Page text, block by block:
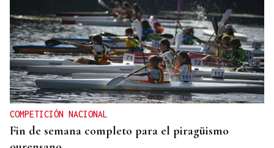
A TODA VELOCIDAD
Vídeo | Así fue el espectacular salto de “Cohete”
Suárez en el Rally Rías Baixas que dejó sin
respiración a los aficionados
COMPETICIÓN NACIONAL
Fin de semana completo para el piragüismo